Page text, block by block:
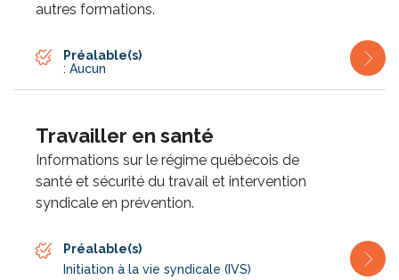
autres formations.
Préalable(s)
: Aucun
Travailler en santé
Informations sur le régime québécois de
santé et sécurité du travail et intervention
syndicale en prévention.
Préalable(s)
Initiation à la vie syndicale (IVS)